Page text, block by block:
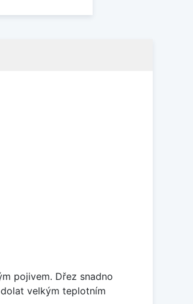
pojivem. Dřez snadno
velkým teplotním